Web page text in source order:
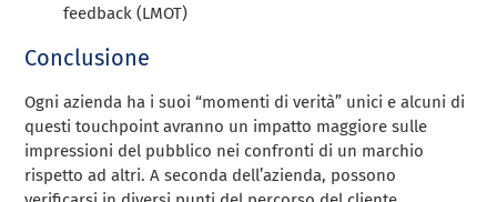
feedback (LMOT)
Conclusione
Ogni azienda ha i suoi “momenti di verità” unici e alcuni di
questi touchpoint avranno un impatto maggiore sulle
impressioni del pubblico nei confronti di un marchio
rispetto ad altri. A seconda dell’azienda, possono